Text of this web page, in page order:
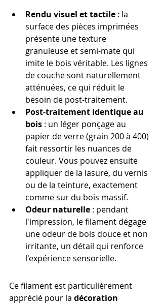
Rendu visuel et tactile : la
surface des pièces imprimées
présente une texture
granuleuse et semi-mate qui
imite le bois véritable. Les lignes
de couche sont naturellement
atténuées, ce qui réduit le
besoin de post-traitement.
Post-traitement identique au
bois : un léger ponçage au
papier de verre (grain 200 à 400)
fait ressortir les nuances de
couleur. Vous pouvez ensuite
appliquer de la lasure, du vernis
ou de la teinture, exactement
comme sur du bois massif.
Odeur naturelle : pendant
l'impression, le filament dégage
une odeur de bois douce et non
irritante, un détail qui renforce
l'expérience sensorielle.
Ce filament est particulièrement
apprécié pour la décoration